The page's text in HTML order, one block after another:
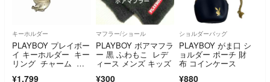
キーホルダー
PLAYBOY プレイボー
イ キーホルダー キー
リング チャーム 平
¥1,799
マフラー/ショール
PLAYBOY ボアマフラ
ー 黒 ふわもこ レデ
ィース メンズ キッズ
¥300
ショルダーバッグ
PLAYBOY がま口 シ
ョルダー ポーチ 財
布 コインケース
¥880